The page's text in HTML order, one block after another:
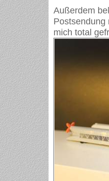
Außerdem
Postsendung
mich total